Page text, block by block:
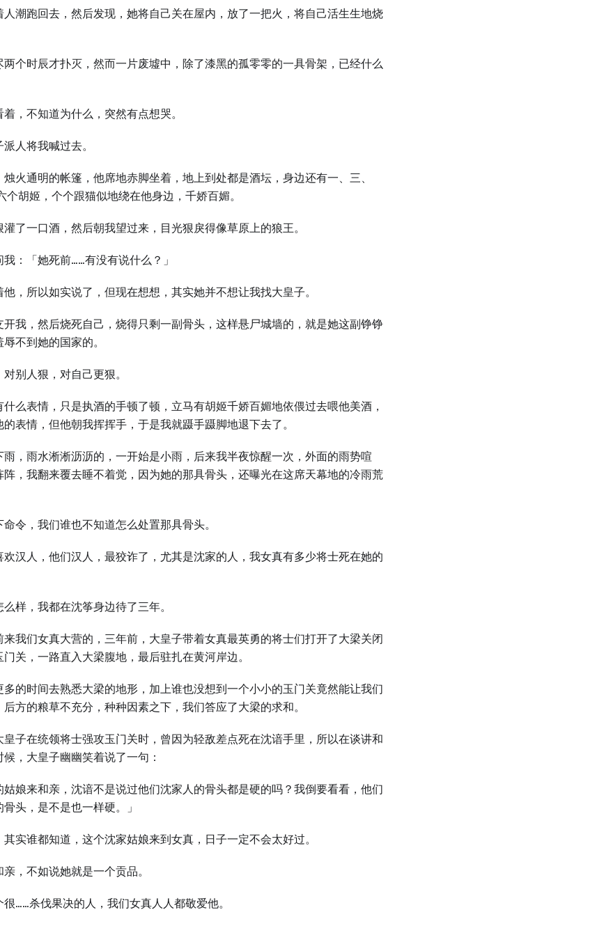
人潮跑回去，然后发现，她将自己关在屋内，放了一把火，将自己活生生地烧
两个时辰才扑灭，然而一片废墟中，除了漆黑的孤零零的一具骨架，已经什么
，不知道为什么，突然有点想哭。
人将我喊过去。
火通明的帐篷，他席地赤脚坐着，地上到处都是酒坛，身边还有一、三、
个胡姬，个个跟猫似地绕在他身边，千娇百媚。
灌了一口酒，然后朝我望过来，目光狠戾得像草原上的狼王。
：「她死前……有没有说什么？」
，所以如实说了，但现在想想，其实她并不想让我找大皇子。
开我，然后烧死自己，烧得只剩一副骨头，这样悬尸城墙的，就是她这副铮铮
不到她的国家的。
别人狠，对自己更狠。
什么表情，只是执酒的手顿了顿，立马有胡姬千娇百媚地依偎过去喂他美酒，
表情，但他朝我挥挥手，于是我就蹑手蹑脚地退下去了。
雨，雨水淅淅沥沥的，一开始是小雨，后来我半夜惊醒一次，外面的雨势喧
阵，我翻来覆去睡不着觉，因为她的那具骨头，还曝光在这席天幕地的冷雨荒
命令，我们谁也不知道怎么处置那具骨头。
欢汉人，他们汉人，最狡诈了，尤其是沈家的人，我女真有多少将士死在她的
样，我都在沈筝身边待了三年。
来我们女真大营的，三年前，大皇子带着女真最英勇的将士们打开了大梁关闭
关，一路直入大梁腹地，最后驻扎在黄河岸边。
多的时间去熟悉大梁的地形，加上谁也没想到一个小小的玉门关竟然能让我们
后方的粮草不充分，种种因素之下，我们答应了大梁的求和。
皇子在统领将士强攻玉门关时，曾因为轻敌差点死在沈谙手里，所以在谈讲和
候，大皇子幽幽笑着说了一句：
姑娘来和亲，沈谙不是说过他们沈家人的骨头都是硬的吗？我倒要看看，他们
头，是不是也一样硬。」
实谁都知道，这个沈家姑娘来到女真，日子一定不会太好过。
，不如说她就是一个贡品。
很……杀伐果决的人，我们女真人人都敬爱他。